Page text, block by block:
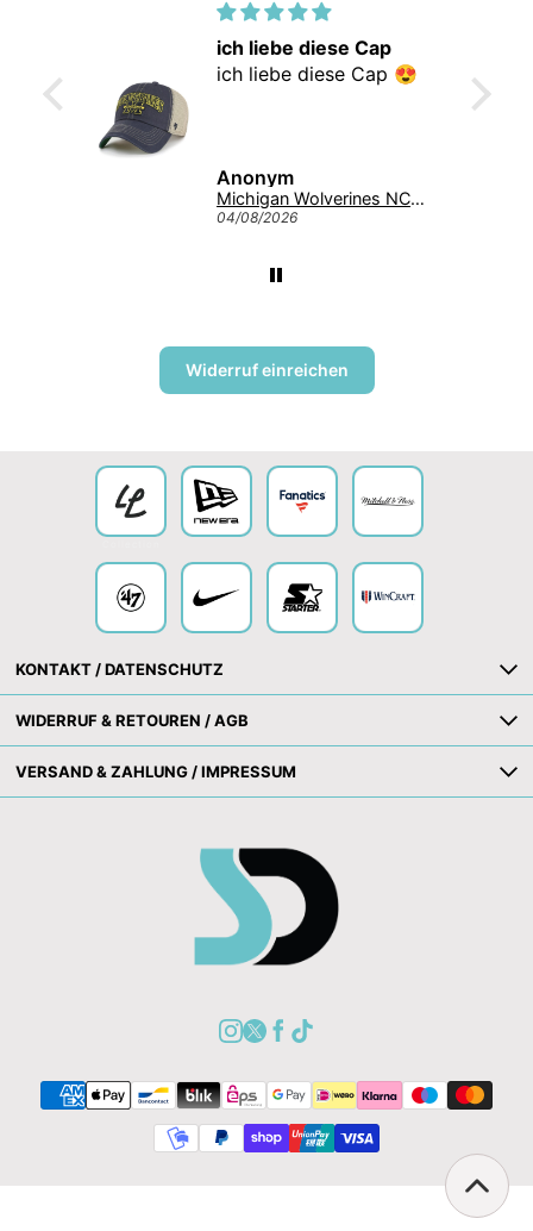
ich liebe diese Cap
ich liebe diese Cap 😍
Anonym
Michigan Wolverines NCAA Tuscaloosa Trawler ’47 CLEAN UP College Cap Navy
04/08/2026
Widerruf einreichen
KONTAKT / DATENSCHUTZ
WIDERRUF & RETOUREN / AGB
VERSAND & ZAHLUNG / IMPRESSUM